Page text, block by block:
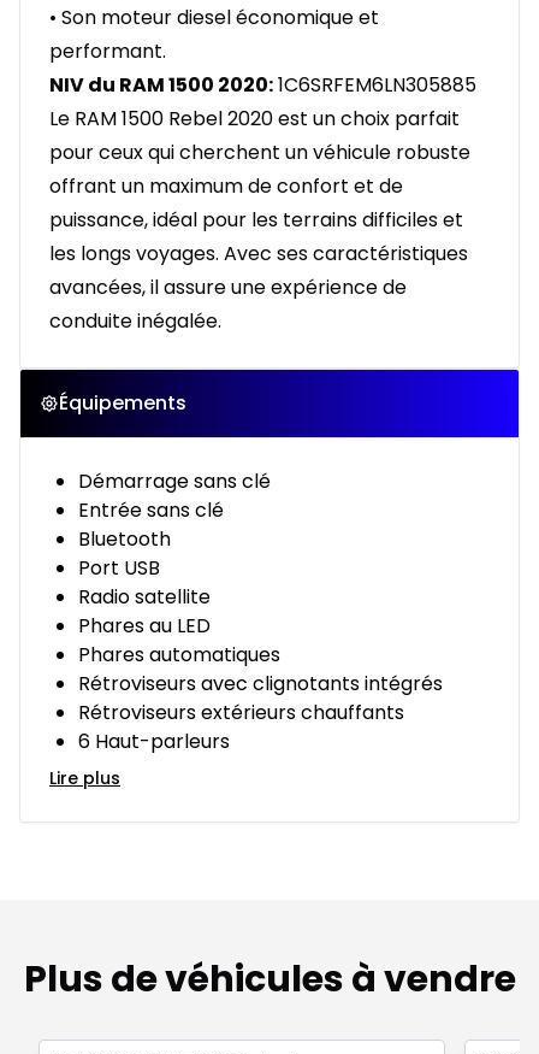
• Son moteur diesel économique et
performant.
NIV du RAM 1500 2020:1C6SRFEM6LN305885
Le RAM 1500 Rebel 2020 est un choix parfait
pour ceux qui cherchent un véhicule robuste
offrant un maximum de confort et de
puissance, idéal pour les terrains difficiles et
les longs voyages. Avec ses caractéristiques
avancées, il assure une expérience de
conduite inégalée.
Équipements
Démarrage sans clé
Entrée sans clé
Bluetooth
Port USB
Radio satellite
Phares au LED
Phares automatiques
Rétroviseurs avec clignotants intégrés
Rétroviseurs extérieurs chauffants
6 Haut-parleurs
Lire plus
Plus de véhicules à vendre